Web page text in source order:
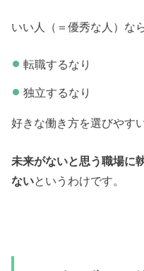
いい人（＝優秀な人）な
転職するなり
独立するなり
好きな働き方を選びやす
未来がないと思う職場に
ないというわけです。